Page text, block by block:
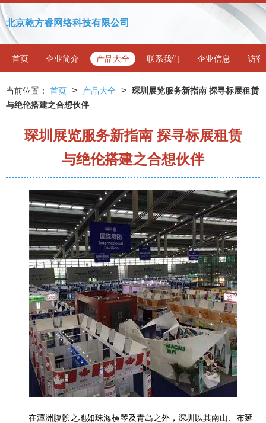
北京乾方睿网络科技有限公司
首页 企业简介 产品大全 联系我们 企业信息 访客
当前位置： 首页 > 产品大全 > 琛圳展览服务新指南 探寻标展租赁
与绝伦搭建之合想伙伴
琛圳展览服务新指南 探寻标展租赁
与绝伦搭建之合想伙伴
在潭洲腹髌之地如珠海横琴及青岛之外，深圳以其南山、布延